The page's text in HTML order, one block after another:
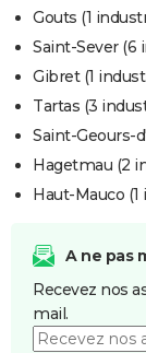
FORUM
Bricolage
Lifestyle
Culture
Sport
Auto
Television
Voyage
Cinema
Gouts (1
Saint-Sever (6
Gibret (1
Tartas (3
Saint-Geours-
Hagetmau (2
Haut-Mauco
A ne pas
Recevez nos
mail.